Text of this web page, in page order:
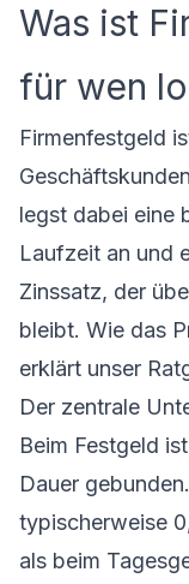
Was ist
für wen
Firmenfestgeld
legst dabei eine
Laufzeit an und
Zinssatz, der
bleibt. Wie das
erklärt unser
Der zentrale
Beim Festgeld
Dauer
typischerweise
als beim